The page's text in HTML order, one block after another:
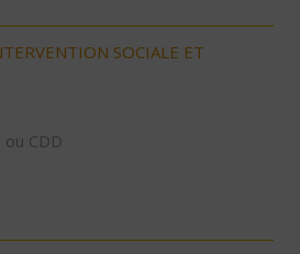
SOCIALE ET
CDD